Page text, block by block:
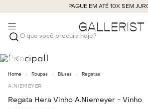
PAGUE EM ATÉ 10X SEM
O que você procura hoje?
Roupas Blusas Regatas
A.NIEMEYER
Regata Hera Vinho A.Niemeyer - Vinho